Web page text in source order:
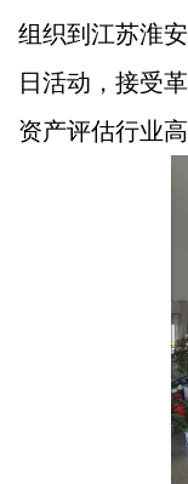
组织到江苏淮
日活动，接受
资产评估行业